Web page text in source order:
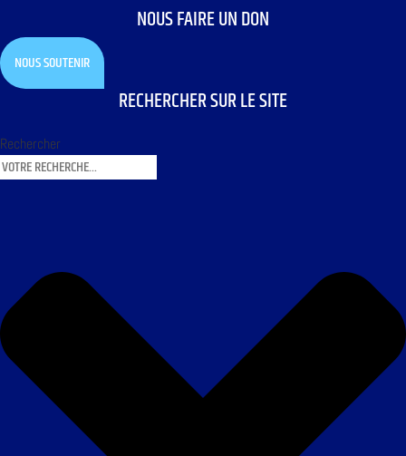
NOUS FAIRE UN DON
NOUS SOUTENIR
RECHERCHER SUR LE SITE
Rechercher